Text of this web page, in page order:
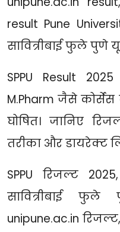
result Pune
सावित्रीबाई फुले पुणे
SPPU Result
M.Pharm जैसे
घोषित। जानिए
तरीका और डायरेक्ट
SPPU रिजल्ट
सावित्रीबाई फुले
unipune.ac.in